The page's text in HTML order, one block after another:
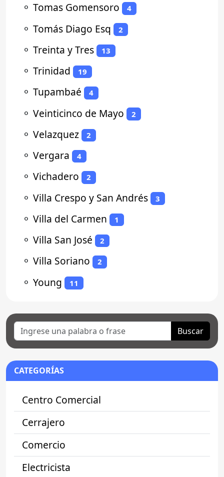
⚬ Tomas Gomensoro 4
⚬ Tomás Diago Esq 2
⚬ Treinta y Tres 13
⚬ Trinidad 19
⚬ Tupambaé 4
⚬ Veinticinco de Mayo 2
⚬ Velazquez 2
⚬ Vergara 4
⚬ Vichadero 2
⚬ Villa Crespo y San Andrés 3
⚬ Villa del Carmen 1
⚬ Villa San José 2
⚬ Villa Soriano 2
⚬ Young 11
Buscar
CATEGORÍAS
Centro Comercial
Cerrajero
Comercio
Electricista